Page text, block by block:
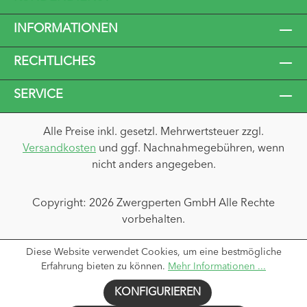
INFORMATIONEN
RECHTLICHES
SERVICE
Alle Preise inkl. gesetzl. Mehrwertsteuer zzgl.
Versandkosten und ggf. Nachnahmegebühren, wenn
nicht anders angegeben.
Copyright: 2026 Zwergperten GmbH Alle Rechte
vorbehalten.
Diese Website verwendet Cookies, um eine bestmögliche
Erfahrung bieten zu können. Mehr Informationen ...
KONFIGURIEREN